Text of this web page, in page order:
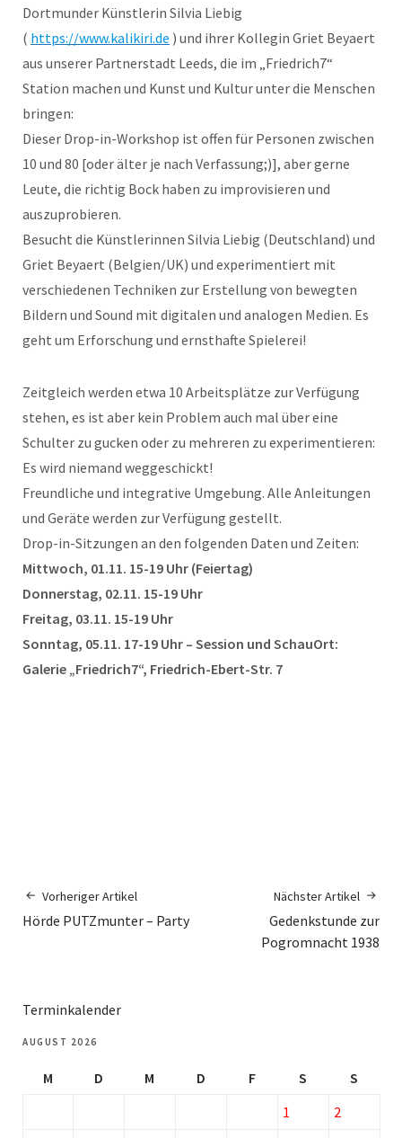
Dortmunder Künstlerin Silvia Liebig
( https://www.kalikiri.de ) und ihrer Kollegin Griet Beyaert
aus unserer Partnerstadt Leeds, die im „Friedrich7“
Station machen und Kunst und Kultur unter die Menschen
bringen:
Dieser Drop-in-Workshop ist offen für Personen zwischen
10 und 80 [oder älter je nach Verfassung;)], aber gerne
Leute, die richtig Bock haben zu improvisieren und
auszuprobieren.
Besucht die Künstlerinnen Silvia Liebig (Deutschland) und
Griet Beyaert (Belgien/UK) und experimentiert mit
verschiedenen Techniken zur Erstellung von bewegten
Bildern und Sound mit digitalen und analogen Medien. Es
geht um Erforschung und ernsthafte Spielerei!
Zeitgleich werden etwa 10 Arbeitsplätze zur Verfügung
stehen, es ist aber kein Problem auch mal über eine
Schulter zu gucken oder zu mehreren zu experimentieren:
Es wird niemand weggeschickt!
Freundliche und integrative Umgebung. Alle Anleitungen
und Geräte werden zur Verfügung gestellt.
Drop-in-Sitzungen an den folgenden Daten und Zeiten:
Mittwoch, 01.11. 15-19 Uhr (Feiertag)
Donnerstag, 02.11. 15-19 Uhr
Freitag, 03.11. 15-19 Uhr
Sonntag, 05.11. 17-19 Uhr – Session und SchauOrt:
Galerie „Friedrich7“, Friedrich-Ebert-Str. 7
Vorheriger Artikel
Hörde PUTZmunter – Party
Nächster Artikel
Gedenkstunde zur
Pogromnacht 1938
Terminkalender
AUGUST 2026
M D M D F S
S
1
2